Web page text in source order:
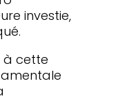
investie,
à cette